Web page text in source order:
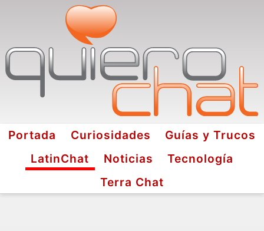
Portada Curiosidades
Guías y Trucos
LatinChat
Noticias
Tecnología
Terra Chat